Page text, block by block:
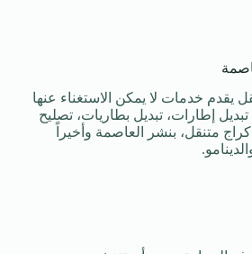
يقدم خدمات لا يمكن الاستغناء عنها
إطارات، تبديل بطاريات، تصليح
متنقل، بنشر العاصمة وأخيراً